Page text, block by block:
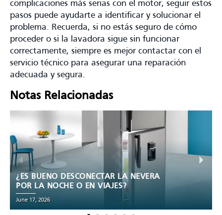
complicaciones más serias con el motor, seguir estos
pasos puede ayudarte a identificar y solucionar el
problema. Recuerda, si no estás seguro de cómo
proceder o si la lavadora sigue sin funcionar
correctamente, siempre es mejor contactar con el
servicio técnico para asegurar una reparación
adecuada y segura.
Notas Relacionadas
¿LAS NEVERAS SE PUEDEN ACOSTAR?
TODO LO QUE DEBES SABER DESPUÉS
DE COMPRAR UNA
June 12, 2026